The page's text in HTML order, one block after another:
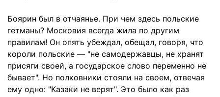
Боярин был в отчаянье. При чем здесь польские
гетманы? Московия всегда жила по другим
правилам! Он опять убеждал, обещал, говоря, что
короли польские — "не самодержавцы, не хранят
присяги своей, а государское слово переменно не
бывает". Но полковники стояли на своем, отвечая
ему одно: "Казаки не верят". Это было как раз